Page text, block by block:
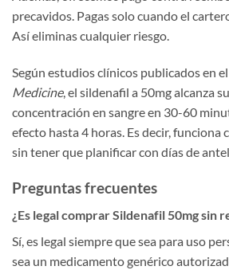
precavidos. Pagas solo cuando el
Así eliminas cualquier riesgo.
Según estudios clínicos publicados en el
Medicine, el sildenafil a 50mg alcanza
concentración en sangre en 30-60
efecto hasta 4 horas. Es decir, funciona
sin tener que planificar con días de
Preguntas frecuentes
¿Es legal comprar Sildenafil 50mg sin
Sí, es legal siempre que sea para uso
sea un medicamento genérico